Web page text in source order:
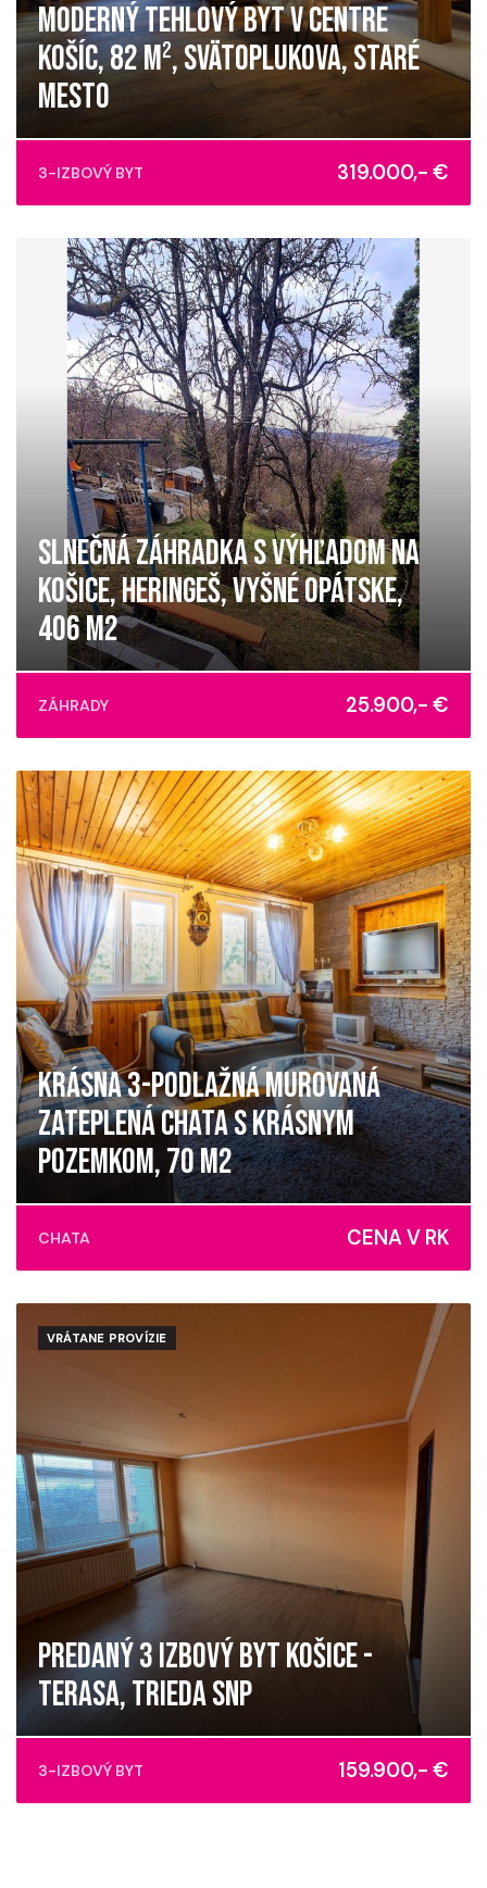
MODERNÝ TEHLOVÝ BYT V CENTRE
KOŠÍC, 82 M², SVÄTOPLUKOVA, STARÉ
MESTO
Svätoplukova, Košice - mestská časť Staré Mesto
3-IZBOVÝ BYT 319.000,- €
SLNEČNÁ ZÁHRADKA S VÝHĽADOM NA
KOŠICE, HERINGEŠ, VYŠNÉ OPÁTSKE,
406 M2
Nižná Úvrať, Košice - mestská časť Vyšné Opátske
ZÁHRADY 25.900,- €
KRÁSNA 3-PODLAŽNÁ MUROVANÁ
ZATEPLENÁ CHATA S KRÁSNYM
POZEMKOM, 70 M2
CHATA CENA V RK
VRÁTANE PROVÍZIE
PREDANÝ 3 IZBOVÝ BYT KOŠICE -
TERASA, TRIEDA SNP
Trieda SNP, Košice - mestská časť Západ
3-IZBOVÝ BYT 159.900,- €